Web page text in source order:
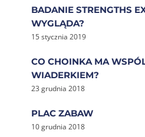
BADANIE STRENGTHS
WYGLĄDA?
15 stycznia 2019
CO CHOINKA MA
WIADERKIEM?
23 grudnia 2018
PLAC ZABAW
10 grudnia 2018